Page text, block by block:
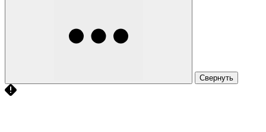
Свернуть